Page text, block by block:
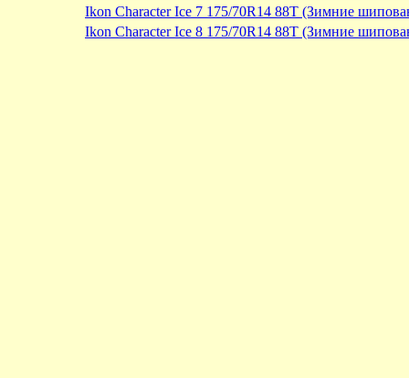
Ikon Character Ice 7 175/70R14 88T (Зимние
Ikon Character Ice 8 175/70R14 88T (Зимние